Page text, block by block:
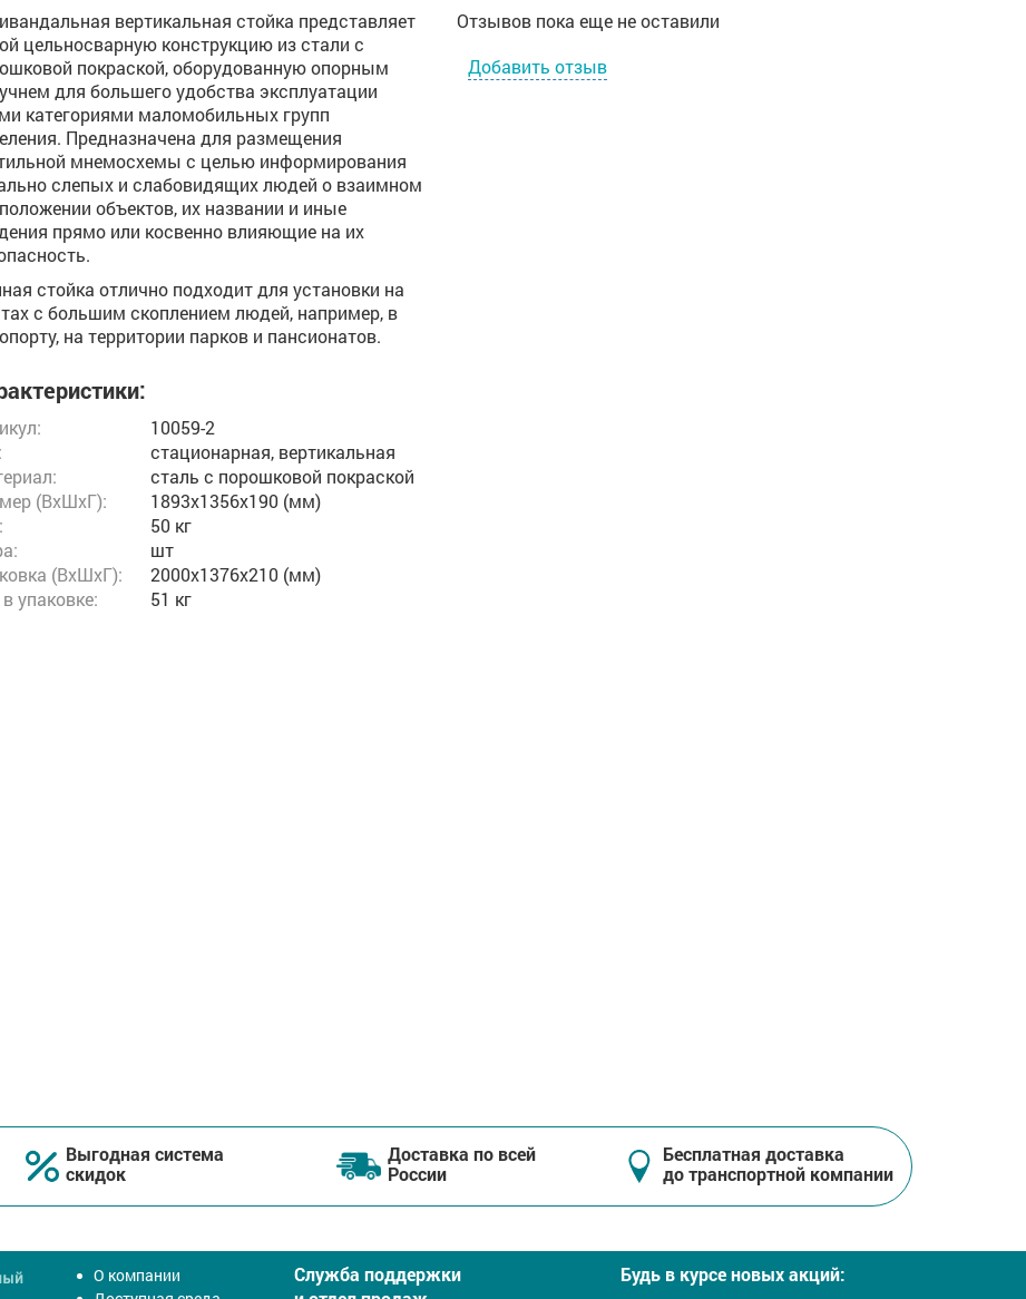
вертикальная стойка представляет
цельносварную конструкцию из стали с
покраской, оборудованную опорным
для большего удобства эксплуатации
категориями маломобильных групп
Предназначена для размещения
мнемосхемы с целью информирования
слепых и слабовидящих людей о взаимном
объектов, их названии и иные
прямо или косвенно влияющие на их
стойка отлично подходит для установки на
с большим скоплением людей, например, в
на территории парков и пансионатов.
10059-2
стационарная, вертикальная
сталь с порошковой покраской
(ВxШxГ):
1893x1356x190 (мм)
50 кг
шт
(ВхШхГ):
2000x1376x210 (мм)
упаковке:
51 кг
Отзывов пока еще не оставили
Добавить отзыв
Выгодная система
скидок
Доставка по всей
России
Бесплатная доставка
до транспортной компании
О компании
Служба поддержки
Будь в курсе новых акций: